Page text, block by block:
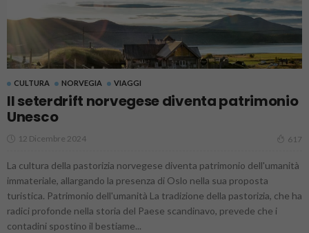
CULTURA NORVEGIA VIAGGI
Il seterdrift norvegese diventa patrimonio
Unesco
12 Dicembre 2024 617
La cultura della pastorizia norvegese diventa patrimonio dell'umanità
immateriale, allargando la presenza di Oslo nella sua proposta
turistica. Patrimonio dell'umanità La tradizione della pastorizia, che ha
radici profonde nella storia del Paese scandinavo, prevede che i
contadini spostino il bestiame...